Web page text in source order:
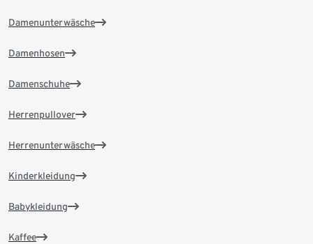
Damenunterwäsche
Damenhosen
Damenschuhe
Herrenpullover
Herrenunterwäsche
Kinderkleidung
Babykleidung
Kaffee